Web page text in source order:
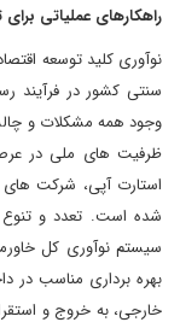
راهکارهای عملیاتی
نوآوری کلید توسعه
سنتی کشور در فرآیند
وجود همه مشکلات و
ظرفیت های ملی در
استارت آپی، شرکت
شده است. تعدد و تنوع
سیستم نوآوری کل
بهره برداری مناسب
خارجی، به خروج و